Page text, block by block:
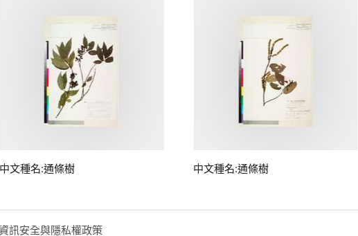
中文種名:通條樹 中文種名:通條樹
訊安全與隱私權政策